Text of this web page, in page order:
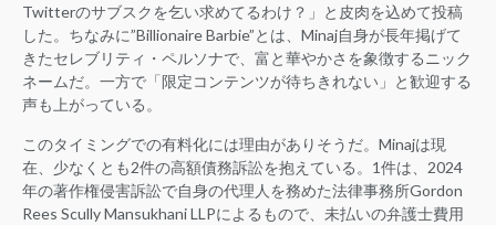
Twitterのサブスクを乞い求めてるわけ？」と皮肉を込めて投稿
した。ちなみに”Billionaire Barbie”とは、Minaj自身が長年掲げて
きたセレブリティ・ペルソナで、富と華やかさを象徴するニック
ネームだ。一方で「限定コンテンツが待ちきれない」と歓迎する
声も上がっている。
このタイミングでの有料化には理由がありそうだ。Minajは現
在、少なくとも2件の高額債務訴訟を抱えている。1件は、2024
年の著作権侵害訴訟で自身の代理人を務めた法律事務所Gordon
Rees Scully Mansukhani LLPによるもので、未払いの弁護士費用